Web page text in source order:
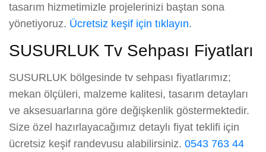
tasarım hizmetimizle projelerinizi baştan sona
yönetiyoruz. Ücretsiz keşif için tıklayın.
SUSURLUK Tv Sehpası Fiyatları
SUSURLUK bölgesinde tv sehpası fiyatlarımız;
mekan ölçüleri, malzeme kalitesi, tasarım detayları
ve aksesuarlarına göre değişkenlik göstermektedir.
Size özel hazırlayacağımız detaylı fiyat teklifi için
ücretsiz keşif randevusu alabilirsiniz. 0543 763 44